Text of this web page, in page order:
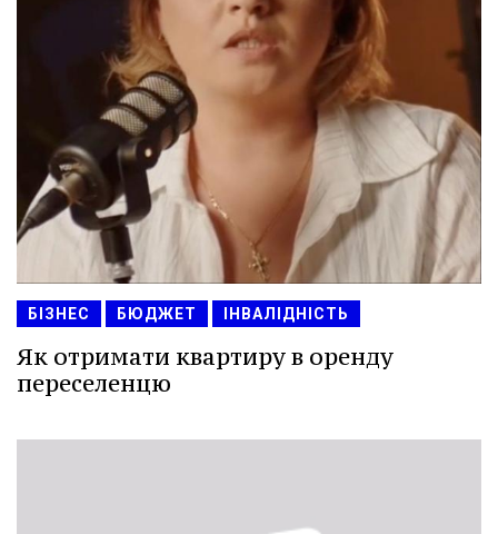
БІЗНЕС БЮДЖЕТ ІНВАЛІДНІСТЬ
Як отримати квартиру в оренду
переселенцю